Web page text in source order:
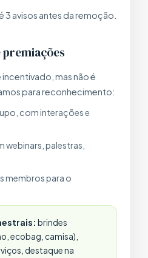
3 avisos antes da remoção.
premiações
mas não é
para reconhecimento:
com interações e
palestras,
membros para o
brindes
ecobag, camisa),
destaque na